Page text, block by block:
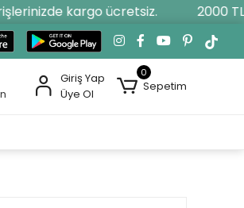
kargo ücretsiz. 2000 TL
Giriş Yap
Üye Ol
0
Sepetim